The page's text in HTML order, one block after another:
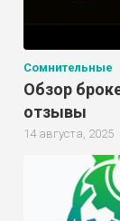
Сомнительные
Обзор
отзывы
14 августа, 2025